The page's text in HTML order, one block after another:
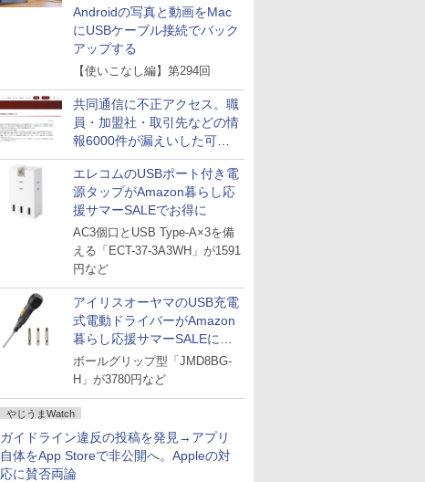
Androidの写真と動画をMac
にUSBケーブル接続でバック
アップする
【使いこなし編】第294回
共同通信に不正アクセス。職
員・加盟社・取引先などの情
報6000件が漏えいした可能
性
エレコムのUSBポート付き電
源タップがAmazon暮らし応
援サマーSALEでお得に
AC3個口とUSB Type-A×3を備
える「ECT-37-3A3WH」が1591
円など
アイリスオーヤマのUSB充電
式電動ドライバーがAmazon
暮らし応援サマーSALEに登
場
ボールグリップ型「JMD8BG-
H」が3780円など
やじうまWatch
ガイドライン違反の投稿を発見→アプリ
自体をApp Storeで非公開へ。Appleの対
応に賛否両論